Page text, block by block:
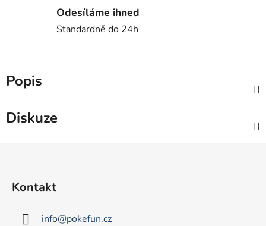
Odesíláme ihned
Standardně do 24h
Popis
Diskuze
Kontakt
info@pokefun.cz